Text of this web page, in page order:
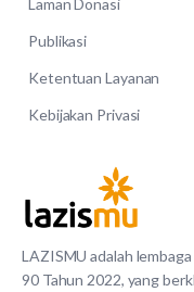
LAZISMU adalah
90 Tahun 2022, yang
Publikasi
Ketentuan Layanan
Kebijakan Privasi